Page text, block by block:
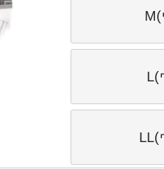
L(
LL(